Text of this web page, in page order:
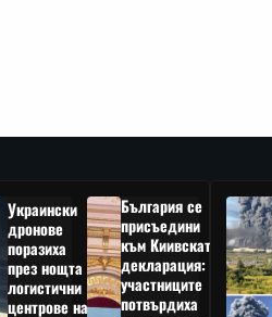
Украински
дронове
поразиха
през нощта
логистични
центрове на
България се
присъедини
към Киивската
декларация:
участниците
потвърдиха